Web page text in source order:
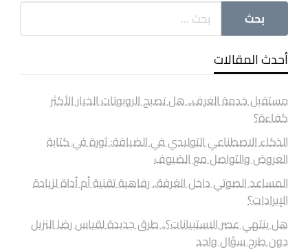
أحدث المقالات
مستقبل خدمة الغرف.. هل تصبح الروبوتات الخيار الأكثر
كفاءة؟
الذكاء الاصطناعي التوليدي في الضيافة: ثورة في كتابة
العروض والتواصل مع الضيوف
المساعد الصوتي داخل الغرفة.. رفاهية تقنية أم أداة لزيادة
الإيرادات؟
هل ينتهي عصر الاستبيانات؟.. طرق جديدة لقياس رضا النزيل
دون طرح سؤال واحد